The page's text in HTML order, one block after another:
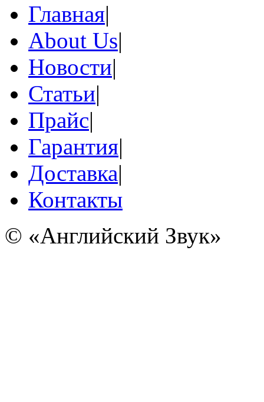
Главная|
About Us|
Новости|
Статьи|
Прайс|
Гарантия|
Доставка|
Контакты
© «Английский Звук»